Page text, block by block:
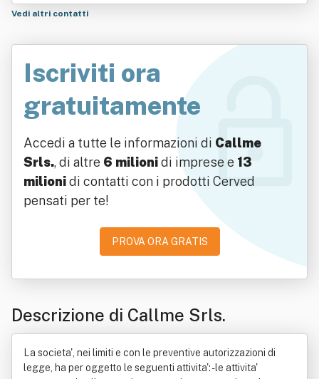
Vedi altri contatti
Iscriviti ora
gratuitamente
Accedi a tutte le informazioni di Callme
Srls., di altre 6 milionidi imprese e 13
milionidi contatti con i prodotti Cerved
pensati per te!
PROVA ORA GRATIS
Descrizione di Callme Srls.
La societa', nei limiti e con le preventive autorizzazioni di
legge, ha per oggetto le seguenti attivita': - le attivita'